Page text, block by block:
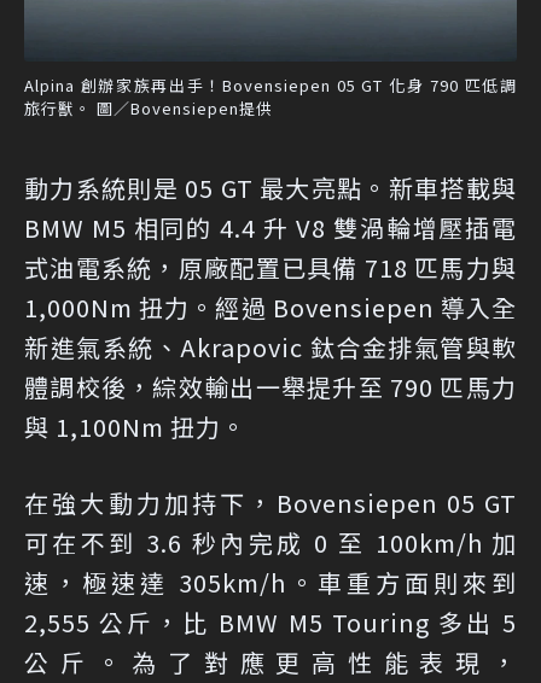
Alpina 創辦家族再出手！Bovensiepen 05 GT 化身 790 匹低調
旅行獸。 圖／Bovensiepen提供
動力系統則是 05 GT 最大亮點。新車搭載與
BMW M5 相同的 4.4 升 V8 雙渦輪增壓插電
式油電系統，原廠配置已具備 718 匹馬力與
1,000Nm 扭力。經過 Bovensiepen 導入全
新進氣系統、Akrapovic 鈦合金排氣管與軟
體調校後，綜效輸出一舉提升至 790 匹馬力
與 1,100Nm 扭力。
在強大動力加持下，Bovensiepen 05 GT
可在不到 3.6 秒內完成 0 至 100km/h 加
速，極速達 305km/h。車重方面則來到
2,555 公斤，比 BMW M5 Touring 多出 5
公斤。為了對應更高性能表現，